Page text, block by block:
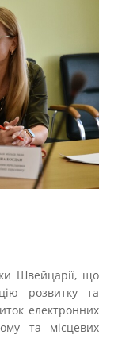
Швейцарії, що
розвитку та
електронних
та місцевих